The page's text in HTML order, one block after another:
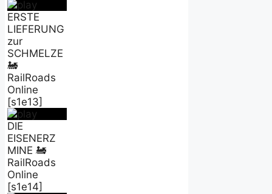
ERSTE
LIEFERUNG
zur
SCHMELZE
🚂
RailRoads
Online
[s1e13]
DIE
EISENERZ
MINE 🚂
RailRoads
Online
[s1e14]